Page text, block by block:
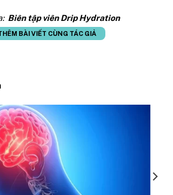
Biên tập viên Drip Hydration
BÀI VIẾT CÙNG TÁC GIẢ